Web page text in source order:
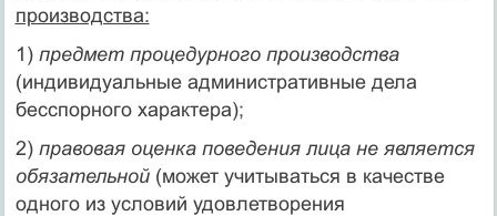
производства:
1) предмет процедурного производства
(индивидуальные административные дела
бесспорного характера);
2) правовая оценка поведения лица не является
обязательной(может учитываться в качестве
одного из условий удовлетворения